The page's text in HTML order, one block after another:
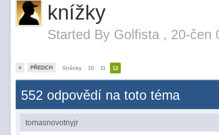
knížky
Started By Golfista , 20-čen
« PŘEDCH Stránky 10 11 12
552 odpovědí na toto téma
tomasnovotnyjr